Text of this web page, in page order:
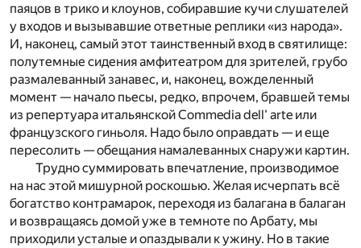
паяцов в трико и клоунов, собиравшие кучи слушателей
у входов и вызывавшие ответные реплики «из народа».
И, наконец, самый этот таинственный вход в святилище:
полутемные сидения амфитеатром для зрителей, грубо
размалеванный занавес, и, наконец, вожделенный
момент — начало пьесы, редко, впрочем, бравшей темы
из репертуара итальянской Commedia dell' arte или
французского гиньоля. Надо было оправдать — и еще
пересолить — обещания намалеванных снаружи картин.
Трудно суммировать впечатление, производимое
на нас этой мишурной роскошью. Желая исчерпать всё
богатство контрамарок, переходя из балагана в балаган
и возвращаясь домой уже в темноте по Арбату, мы
приходили усталые и опаздывали к ужину. Но в такие